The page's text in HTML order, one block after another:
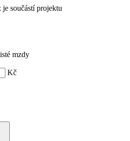
součástí projektu
mzdy
Kč